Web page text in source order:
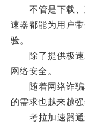
不管是下载、
速器都能为用户
验。
除了提供极速
网络安全。
随着网络诈骗
的需求也越来越强
考拉加速器通